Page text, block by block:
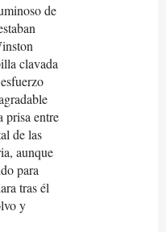
de
clavada
prisa entre
de las
aunque
para
tras él
y